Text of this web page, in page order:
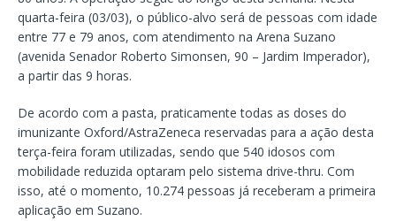
quarta-feira (03/03), o público-alvo será de pessoas com idade
entre 77 e 79 anos, com atendimento na Arena Suzano
(avenida Senador Roberto Simonsen, 90 – Jardim Imperador),
a partir das 9 horas.
De acordo com a pasta, praticamente todas as doses do
imunizante Oxford/AstraZeneca reservadas para a ação desta
terça-feira foram utilizadas, sendo que 540 idosos com
mobilidade reduzida optaram pelo sistema drive-thru. Com
isso, até o momento, 10.274 pessoas já receberam a primeira
aplicação em Suzano.